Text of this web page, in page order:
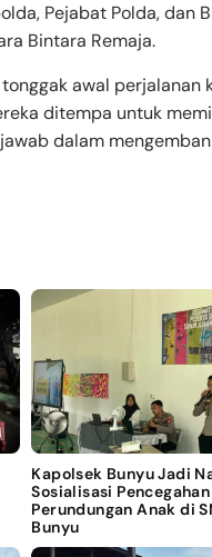
Pejabat Polda,
Bintara Remaja.
awal
ditempa untuk
dalam
Kapolsek Bunyu Jadi
Sosialisasi Pencegahan
Perundungan Anak di
Bunyu